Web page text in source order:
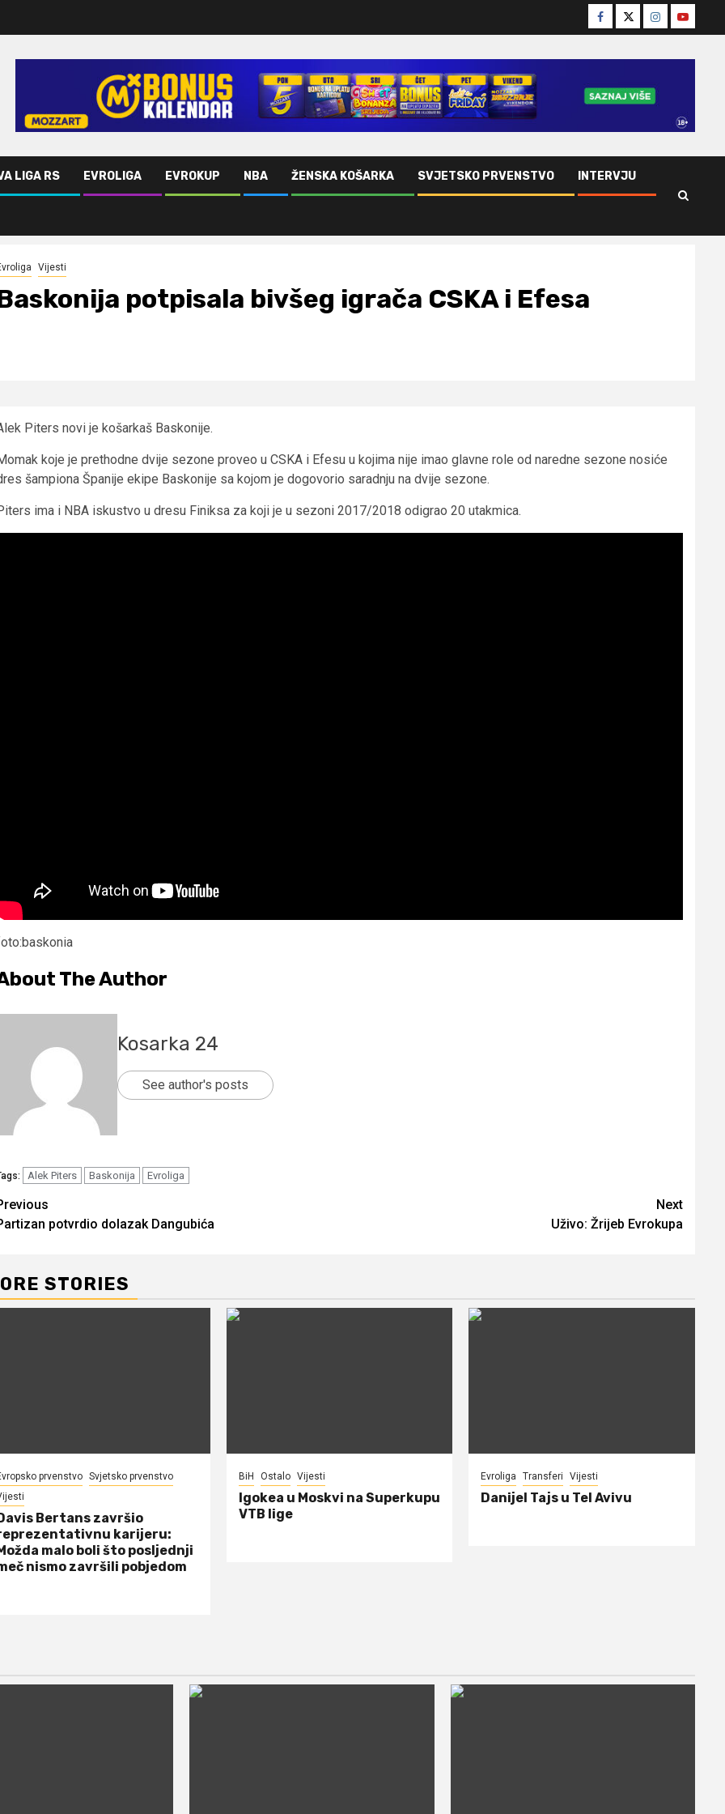
Facebook
TwitterInstagram
Youtube
LIGA RS EVROLIGA EVROKUP NBA ŽENSKA KOŠARKA SVJETSKO PRVENSTVO INTERVJU
Vijesti
potpisala bivšeg igrača CSKA i Efesa
Piters novi je košarkaš Baskonije.
koje je prethodne dvije sezone proveo u CSKA i Efesu u kojima nije imao glavne role od naredne sezone nosiće
šampiona Španije ekipe Baskonije sa kojom je dogovorio saradnju na dvije sezone.
ima i NBA iskustvo u dresu Finiksa za koji je u sezoni 2017/2018 odigrao 20 utakmica.
The Author
Kosarka 24
See author's posts
Alek Piters Baskonija Evroliga
potvrdio dolazak Dangubića
Next
Uživo: Žrijeb Evrokupa
STORIES
prvenstvo Svjetsko prvenstvo
Bertans završio
karijeru:
malo boli što posljednji
nismo završili pobjedom
BiH Ostalo Vijesti
Igokea u Moskvi na Superkupu
VTB lige
Evroliga Transferi Vijesti
Danijel Tajs u Tel Avivu